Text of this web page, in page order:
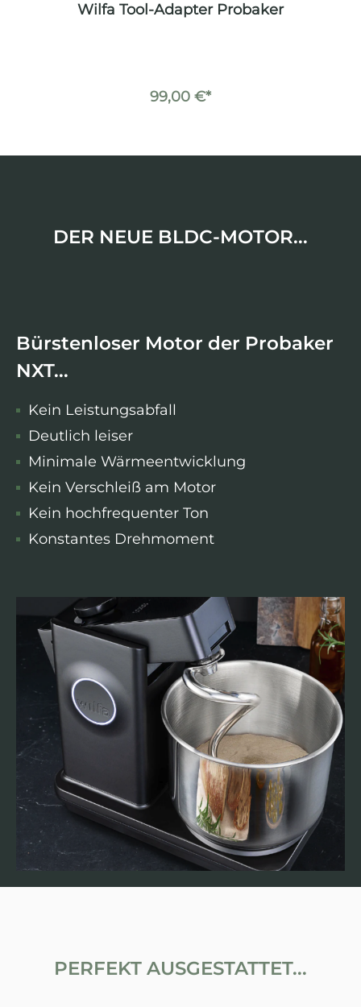
Wilfa Tool-Adapter Probaker
99,00 €*
DER NEUE BLDC-MOTOR...
Bürstenloser Motor der Probaker
NXT...
Kein Leistungsabfall
Deutlich leiser
Minimale Wärmeentwicklung
Kein Verschleiß am Motor
Kein hochfrequenter Ton
Konstantes Drehmoment
PERFEKT AUSGESTATTET...